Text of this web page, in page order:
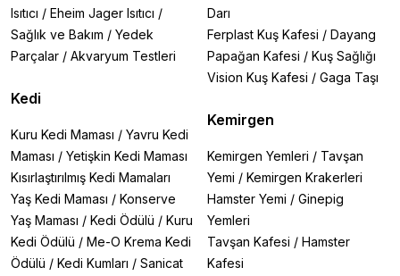
Isıtıcı / Eheim Jager Isıtıcı /
Sağlık ve Bakım / Yedek
Parçalar / Akvaryum Testleri
Kedi
Kuru Kedi Maması / Yavru Kedi
Maması / Yetişkin Kedi Maması
Kısırlaştırılmış Kedi Mamaları
Yaş Kedi Maması / Konserve
Yaş Maması / Kedi Ödülü / Kuru
Kedi Ödülü / Me-O Krema Kedi
Ödülü / Kedi Kumları / Sanicat
Darı
Ferplast Kuş Kafesi / Dayang
Papağan Kafesi / Kuş Sağlığı
Vision Kuş Kafesi / Gaga Taşı
Kemirgen
Kemirgen Yemleri / Tavşan
Yemi / Kemirgen Krakerleri
Hamster Yemi / Ginepig
Yemleri
Tavşan Kafesi / Hamster
Kafesi